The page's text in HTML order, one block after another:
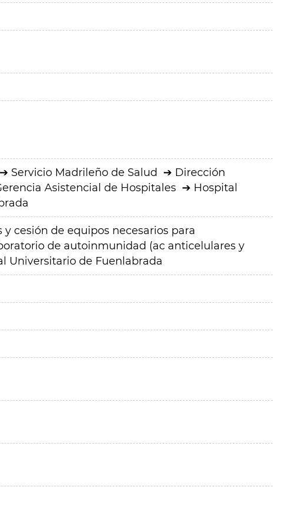
Servicio Madrileño de Salud
Dirección
Asistencial de Hospitales
Hospital
cesión de equipos necesarios para
de autoinmunidad (ac anticelulares y
Universitario de Fuenlabrada